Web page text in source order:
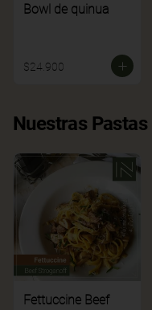
Bowl de quinua
$24.900
Nuestras Pastas
Fettuccine Beef